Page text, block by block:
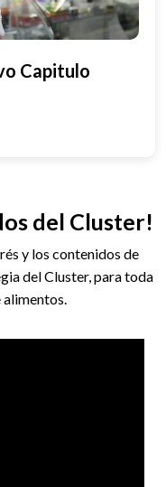
Capitulo
del Cluster!
y los contenidos de
del Cluster, para toda
alimentos.